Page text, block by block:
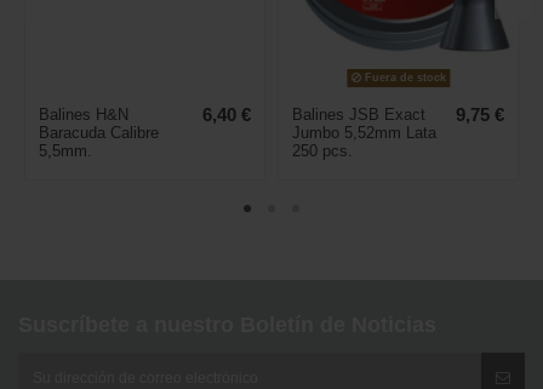
Balines H&N
Baracuda Calibre
5,5mm.
6,40 €
Fuera de stock
Balines JSB Exact
Jumbo 5,52mm Lata
250 pcs.
9,75 €